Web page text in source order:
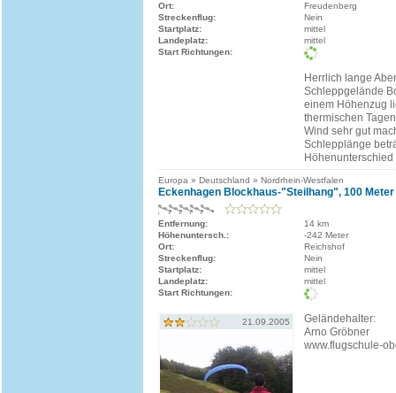
Ort:
Freudenberg
Streckenflug:
Nein
Startplatz:
mittel
Landeplatz:
mittel
Start Richtungen:
Herrlich lange
Schleppgelände
einem Höhenzug
thermischen
Wind sehr gut
Schlepplänge
Höhenunterschied
Europa » Deutschland » Nordrhein-Westfalen
Eckenhagen Blockhaus-"Steilhang", 100 Meter
Entfernung:
14 km
Höhenuntersch.:
-242 Meter
Ort:
Reichshof
Streckenflug:
Nein
Startplatz:
mittel
Landeplatz:
mittel
Start Richtungen:
21.09.2005
Geländehalter:
Arno Gröbner
www.flugschule-